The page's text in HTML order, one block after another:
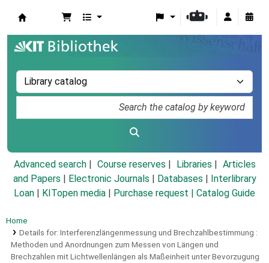
Advanced search Course reserves Libraries
Articles
and Papers
Electronic Journals Databases
Interlibrary
Loan
KITopen media Purchase request | Catalog Guide
Home
Details for: Interferenzlängenmessung und Brechzahlbestimmung :
Methoden und Anordnungen zum Messen von Längen und
Brechzahlen mit Lichtwellenlängen als Maßeinheit unter Bevorzugung